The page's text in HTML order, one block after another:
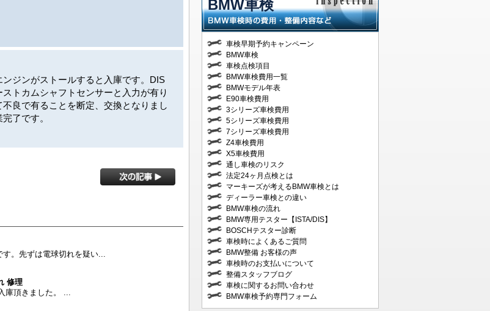
ジンがストールすると入庫です。DIS
トカムシャフトセンサーと入力が有り
良で有ることを断定、交換となりまし
了です。
。先ずは電球切れを疑い...
修理
庫頂きました。 ...
BMW車検
車検早期予約キャンペーン
BMW車検
車検点検項目
BMW車検費用一覧
BMWモデル年表
E90車検費用
3シリーズ車検費用
5シリーズ車検費用
7シリーズ車検費用
Z4車検費用
X5車検費用
通し車検のリスク
法定24ヶ月点検とは
マーキーズが考えるBMW車検とは
ディーラー車検との違い
BMW車検の流れ
BMW専用テスター【ISTA/DIS】
BOSCHテスター診断
車検時によくあるご質問
BMW整備 お客様の声
車検時のお支払いについて
整備スタッフブログ
車検に関するお問い合わせ
BMW車検予約専門フォーム